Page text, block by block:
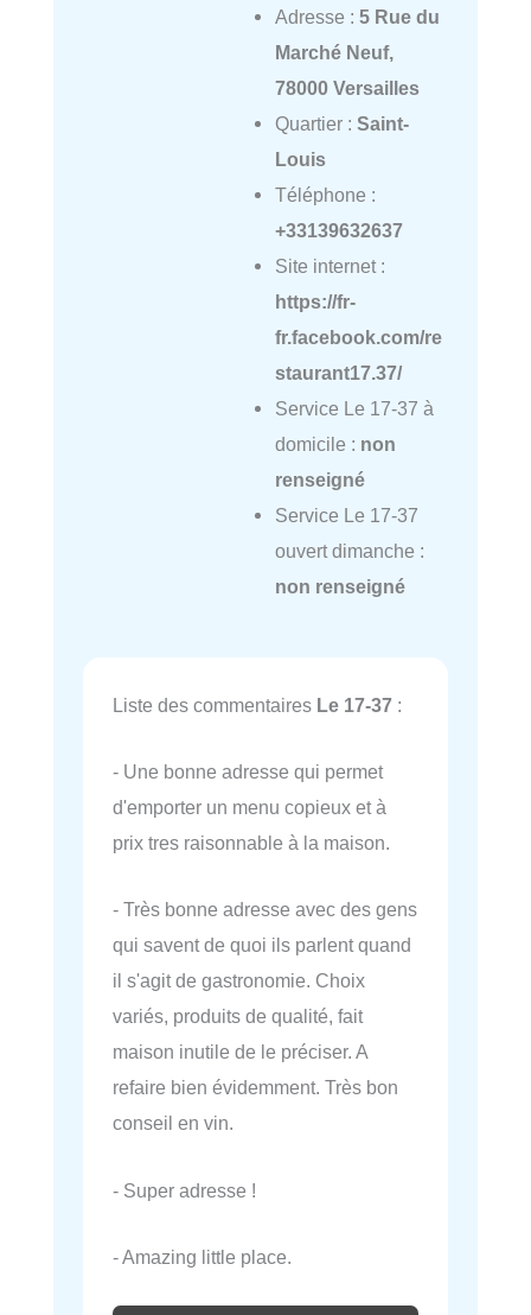
Adresse : 5 Rue du
Marché Neuf,
78000 Versailles
Quartier : Saint-
Louis
Téléphone :
+33139632637
Site internet :
https://fr-
fr.facebook.com/re
staurant17.37/
Service Le 17-37 à
domicile : non
renseigné
Service Le 17-37
ouvert dimanche :
non renseigné
Liste des commentaires Le 17-37 :
- Une bonne adresse qui permet
d'emporter un menu copieux et à
prix tres raisonnable à la maison.
- Très bonne adresse avec des gens
qui savent de quoi ils parlent quand
il s'agit de gastronomie. Choix
variés, produits de qualité, fait
maison inutile de le préciser. A
refaire bien évidemment. Très bon
conseil en vin.
- Super adresse !
- Amazing little place.